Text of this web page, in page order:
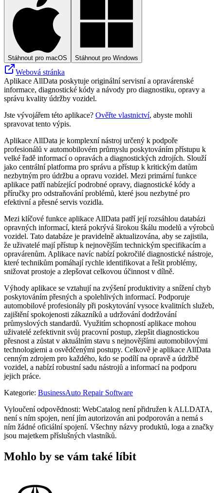
Stáhnout pro macOS Stáhnout pro Windows
Webová stránka
Aplikace AllData poskytuje originální servisní a opravárenské
informace, diagnostické kódy a návody pro diagnostiku, opravy a
správu kvality údržby vozidel.
Jste vývojářem této aplikace? Ověřte vlastnictví, abyste mohli
spravovat tento výpis.
Aplikace AllData je komplexní nástroj určený k podpoře
profesionálů v automobilovém průmyslu poskytováním přístupu k
velké řadě informací o opravách a diagnostických zdrojích. Slouží
jako centrální platforma pro správu a přístup k kritickým datům
nezbytným pro údržbu a opravu vozidel. Mezi primární funkce
aplikace patří nabízející podrobné opravy, diagnostické kódy a
příručky pro odstraňování problémů, které jsou nezbytné pro
efektivní a přesné servis vozidla.
Mezi klíčové funkce aplikace AllData patří její rozsáhlou databázi
opravných informací, která pokrývá širokou škálu modelů a výrobců
vozidel. Tato databáze je pravidelně aktualizována, aby se zajistila,
že uživatelé mají přístup k nejnovějším technickým specifikacím a
opravárenům. Aplikace navíc nabízí pokročilé diagnostické nástroje,
které technikům pomáhají rychle identifikovat a řešit problémy,
snižovat prostoje a zlepšovat celkovou účinnost v dílně.
Výhody aplikace se vztahují na zvýšení produktivity a snížení chyb
poskytováním přesných a spolehlivých informací. Podporuje
automobilové profesionály při poskytování vysoce kvalitních služeb,
zajištění spokojenosti zákazníků a udržování dodržování
průmyslových standardů. Využitím schopností aplikace mohou
uživatelé zefektivnit svůj pracovní postup, zlepšit diagnostickou
přesnost a zůstat v aktuálním stavu s nejnovějšími automobilovými
technologiemi a osvědčenými postupy. Celkově je aplikace AllData
cenným zdrojem pro každého, kdo se podílí na opravě a údržbě
vozidel, a nabízí robustní sadu nástrojů a informací na podporu
jejich práce.
Kategorie: BusinessAuto Repair Software
Vyloučení odpovědnosti: WebCatalog není přidružen k ALLDATA,
není s ním spojen, není jím autorizován ani podporován a nemá s
ním žádné oficiální spojení. Všechny názvy produktů, loga a značky
jsou majetkem příslušných vlastníků.
Mohlo by se vám také líbit